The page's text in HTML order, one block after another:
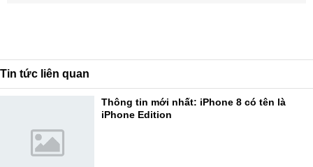
Tin tức liên quan
Thông tin mới nhất: iPhone 8 có tên là
iPhone Edition